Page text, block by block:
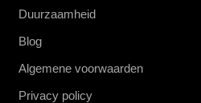
Duurzaamheid
Blog
Algemene voorwaarden
Privacy policy